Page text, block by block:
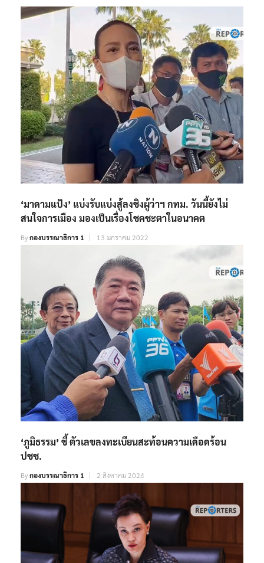
‘มาดามแป้ง’ แบ่งรับแบ่งสู้ลงชิงผู้ว่าฯ กทม. วันนี้ยังไม่
สนใจการเมือง มองเป็นเรื่องโชคชะตาในอนาคต
Byกองบรรณาธิการ 1 13 มกราคม 2022
‘ภูมิธรรม’ ชี้ ตัวเลขลงทะเบียนสะท้อนความเดือดร้อน
ปชช.
Byกองบรรณาธิการ 1 2 สิงหาคม 2024